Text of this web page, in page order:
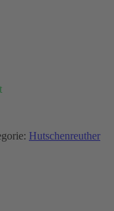
Hutschenreuther